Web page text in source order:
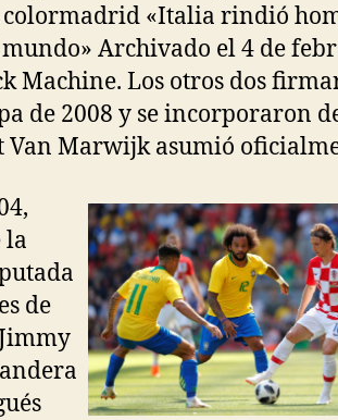
colormadrid «Italia rindió
Archivado el 4 de
Machine. Los otros dos
de 2008 y se incorporaron
Van Marwijk asumió
la
de